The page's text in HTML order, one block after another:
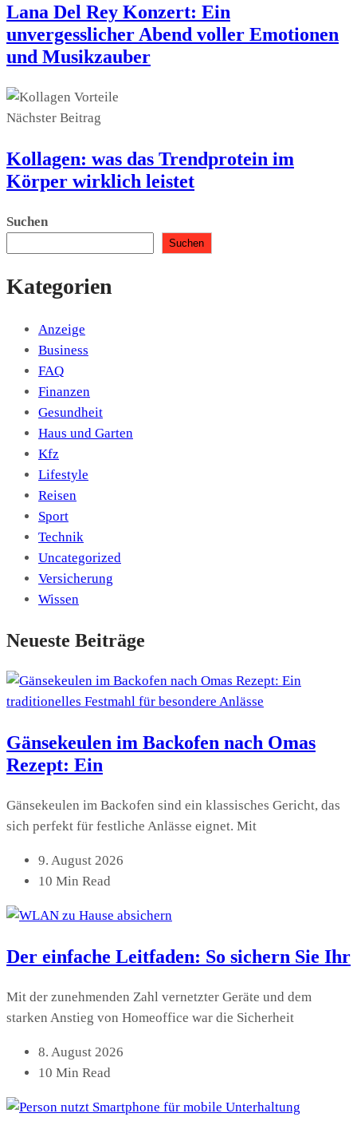
Lana Del Rey Konzert: Ein
unvergesslicher Abend voller Emotionen
und Musikzauber
Nächster Beitrag
Kollagen: was das Trendprotein im
Körper wirklich leistet
Suchen
Suchen
Kategorien
Anzeige
Business
FAQ
Finanzen
Gesundheit
Haus und Garten
Kfz
Lifestyle
Reisen
Sport
Technik
Uncategorized
Versicherung
Wissen
Neueste Beiträge
Gänsekeulen im Backofen nach Omas
Rezept: Ein
Gänsekeulen im Backofen sind ein klassisches Gericht, das
sich perfekt für festliche Anlässe eignet. Mit
9. August 2026
10 Min Read
Der einfache Leitfaden: So sichern Sie Ihr
Mit der zunehmenden Zahl vernetzter Geräte und dem
starken Anstieg von Homeoffice war die Sicherheit
8. August 2026
10 Min Read